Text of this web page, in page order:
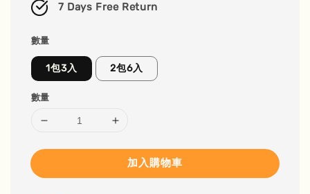
7 Days Free Return
數量
1包3入 2包6入
數量
加入購物車